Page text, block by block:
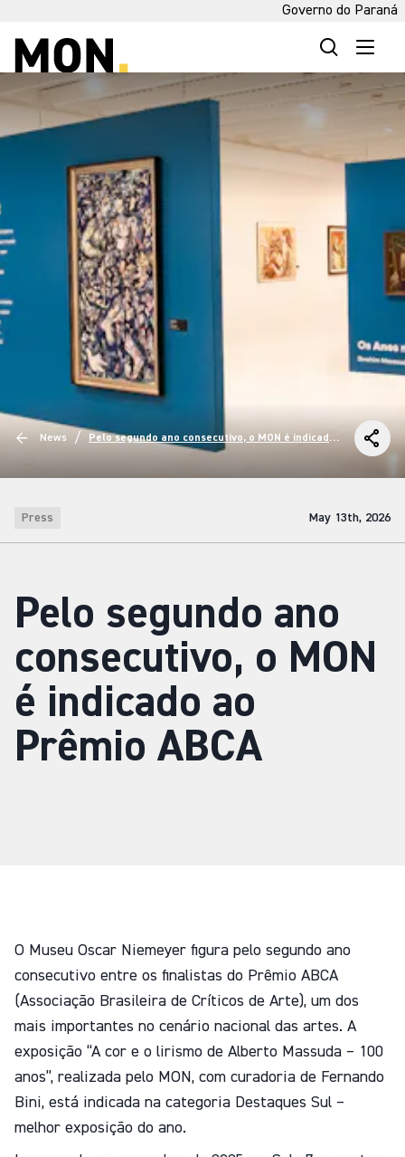
Governo do Paraná
News /
Pelo segundo ano consecutivo, o MON é indicado
Press May 13th, 2026
Pelo segundo ano
consecutivo, o MON
é indicado ao
Prêmio ABCA
O Museu Oscar Niemeyer figura pelo segundo ano
consecutivo entre os finalistas do Prêmio ABCA
(Associação Brasileira de Críticos de Arte), um dos
mais importantes no cenário nacional das artes. A
exposição “A cor e o lirismo de Alberto Massuda – 100
anos”, realizada pelo MON, com curadoria de Fernando
Bini, está indicada na categoria Destaques Sul –
melhor exposição do ano.